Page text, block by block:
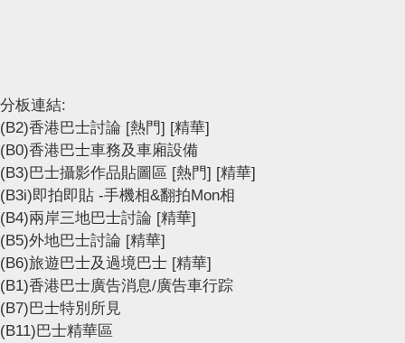
分板連結:
(B2)香港巴士討論 [熱門] [精華]
(B0)香港巴士車務及車廂設備
(B3)巴士攝影作品貼圖區 [熱門] [精華]
(B3i)即拍即貼 -手機相&翻拍Mon相
(B4)兩岸三地巴士討論 [精華]
(B5)外地巴士討論 [精華]
(B6)旅遊巴士及過境巴士 [精華]
(B1)香港巴士廣告消息/廣告車行踪
(B7)巴士特別所見
(B11)巴士精華區